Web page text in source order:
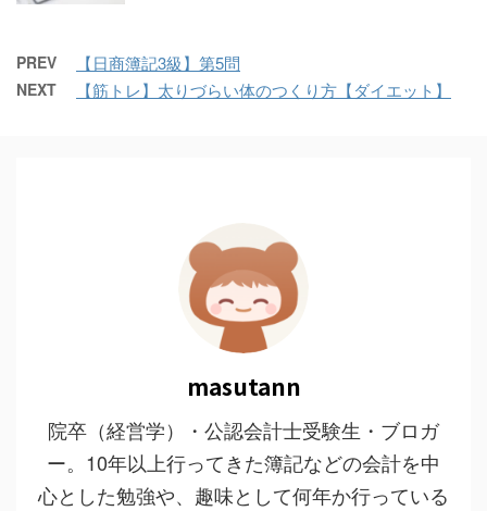
PREV 【日商簿記3級】第5問
NEXT 【筋トレ】太りづらい体のつくり方【ダイエット】
masutann
院卒（経営学）・公認会計士受験生・ブロガ
ー。10年以上行ってきた簿記などの会計を中
心とした勉強や、趣味として何年か行っている